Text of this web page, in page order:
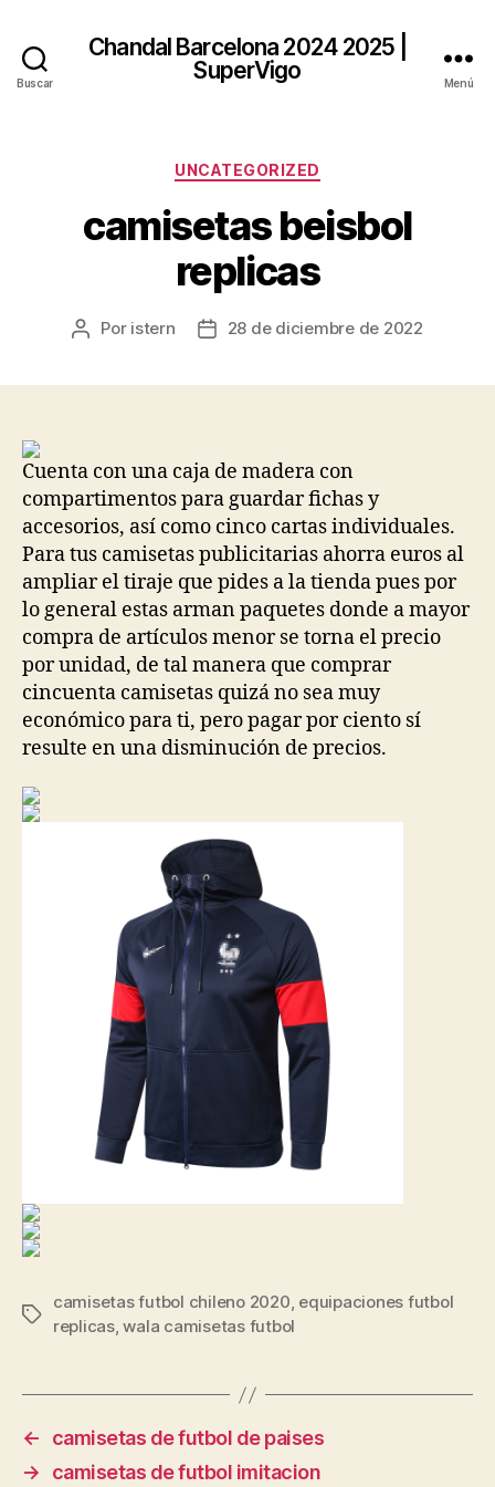
Buscar
Chandal Barcelona 2024 2025 |
SuperVigo
Menú
Categorías
UNCATEGORIZED
camisetas beisbol
replicas
Autor
Por istern
Fecha28 de diciembre de 2022
Cuenta con una caja de madera con
compartimentos para guardar fichas y
accesorios, así como cinco cartas individuales.
Para tus camisetas publicitarias ahorra euros al
ampliar el tiraje que pides a la tienda pues por
lo general estas arman paquetes donde a mayor
compra de artículos menor se torna el precio
por unidad, de tal manera que comprar
cincuenta camisetas quizá no sea muy
económico para ti, pero pagar por ciento sí
resulte en una disminución de precios.
Etiquetas
camisetas futbol chileno 2020, equipaciones futbol
replicas,wala camisetas futbol
←
camisetas de futbol de paises
→
camisetas de futbol imitacion